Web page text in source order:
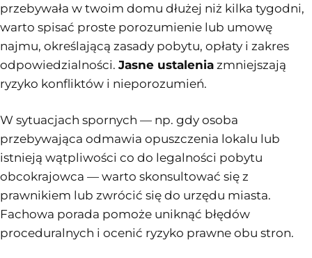
przebywała w twoim domu dłużej niż kilka tygodni,
warto spisać proste porozumienie lub umowę
najmu, określającą zasady pobytu, opłaty i zakres
odpowiedzialności. Jasne ustalenia zmniejszają
ryzyko konfliktów i nieporozumień.
W sytuacjach spornych — np. gdy osoba
przebywająca odmawia opuszczenia lokalu lub
istnieją wątpliwości co do legalności pobytu
obcokrajowca — warto skonsultować się z
prawnikiem lub zwrócić się do urzędu miasta.
Fachowa porada pomoże uniknąć błędów
proceduralnych i ocenić ryzyko prawne obu stron.